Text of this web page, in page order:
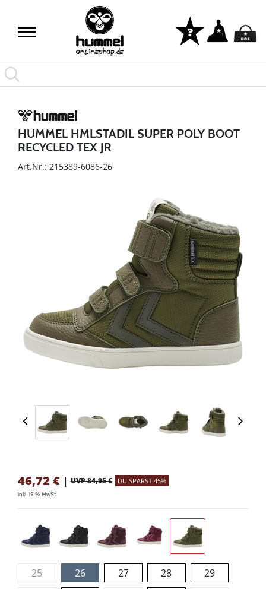
HUMMEL HMLSTADIL SUPER POLY BOOT
RECYCLED TEX JR
Art.Nr.: 215389-6086-26
46,72 € | UVP 84,95 € DU SPARST 45%
inkl. 19 % MwSt.
25 26 27 28
29